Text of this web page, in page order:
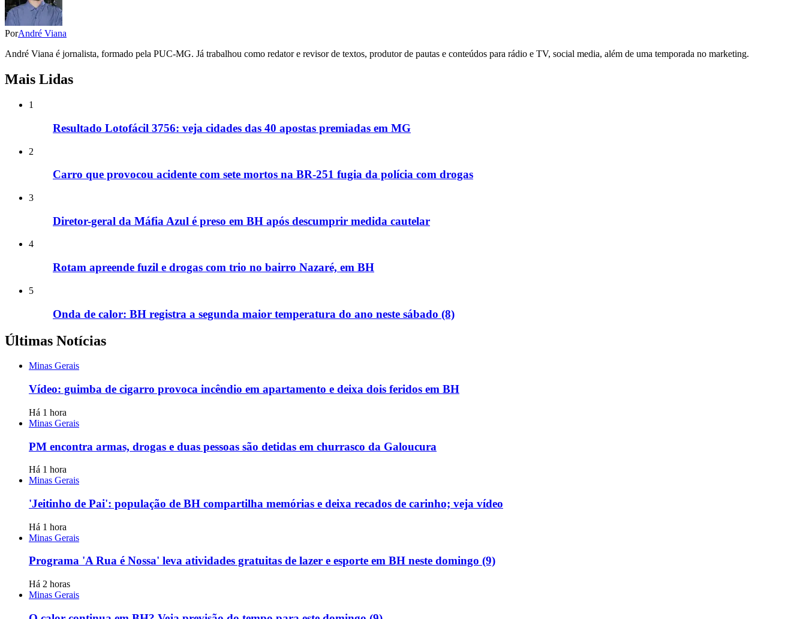
PorAndré Viana
André Viana é jornalista, formado pela PUC-MG. Já trabalhou como redator e revisor de textos, produtor de pautas e conteúdos para rádio e TV, social media, além de uma temporada no marketing.
Mais Lidas
1
Resultado Lotofácil 3756: veja cidades das 40 apostas premiadas em MG
2
Carro que provocou acidente com sete mortos na BR-251 fugia da polícia com drogas
3
Diretor-geral da Máfia Azul é preso em BH após descumprir medida cautelar
4
Rotam apreende fuzil e drogas com trio no bairro Nazaré, em BH
5
Onda de calor: BH registra a segunda maior temperatura do ano neste sábado (8)
Últimas Notícias
Minas Gerais
Vídeo: guimba de cigarro provoca incêndio em apartamento e deixa dois feridos em BH
Há 1 hora
Minas Gerais
PM encontra armas, drogas e duas pessoas são detidas em churrasco da Galoucura
Há 1 hora
Minas Gerais
'Jeitinho de Pai': população de BH compartilha memórias e deixa recados de carinho; veja vídeo
Há 1 hora
Minas Gerais
Programa 'A Rua é Nossa' leva atividades gratuitas de lazer e esporte em BH neste domingo (9)
Há 2 horas
Minas Gerais